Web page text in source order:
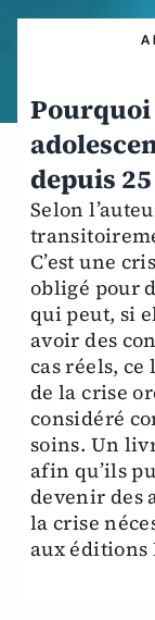
A
Pourquoi
depuis
Selon
C’est une
obligé pour
qui peut, si
avoir des
cas réels,
de la crise
considéré
soins. Un
afin qu’ils
devenir des
la crise
aux éditions